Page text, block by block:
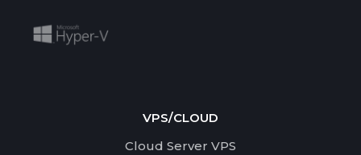
VPS/CLOUD
Cloud Server VPS